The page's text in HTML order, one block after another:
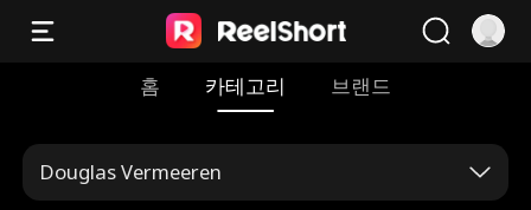
홈 카테고리 브랜드
Douglas Vermeeren